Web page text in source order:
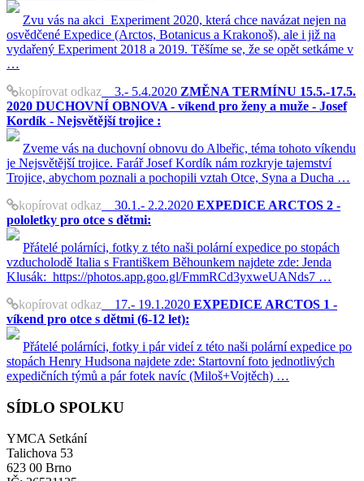
Zvu vás na akci Experiment 2020, která chce navázat nejen na
osvědčené Expedice (Arctos, Botanicus a Krakonoš), ale i již na
vydařený Experiment 2018 a 2019. Těšíme se, že se opět setkáme v
…
kopírovat odkaz 3.- 5.4.2020 ZMĚNA TERMÍNU 15.5.-17.5.
2020 DUCHOVNÍ OBNOVA - víkend pro ženy a muže - Josef
Kordík - Nejsvětější trojice :
Zveme vás na duchovní obnovu do Albeřic, téma tohoto víkendu
je Nejsvětější trojice. Farář Josef Kordík nám rozkryje tajemství
Trojice, abychom poznali a pochopili vztah Otce, Syna a Ducha …
kopírovat odkaz 30.1.- 2.2.2020 EXPEDICE ARCTOS 2 -
pololetky pro otce s dětmi:
Přátelé polárníci, fotky z této naši polární expedice po stopách
vzducholodě Italia s Františkem Běhounkem najdete zde: Jenda
Klusák: https://photos.app.goo.gl/FmmRCd3yxweUANds7 …
kopírovat odkaz 17.- 19.1.2020 EXPEDICE ARCTOS 1 -
víkend pro otce s dětmi (6-12 let):
Přátelé polárníci, fotky i pár videí z této naši polární expedice po
stopách Henry Hudsona najdete zde: Startovní foto jednotlivých
expedičních týmů a pár fotek navíc (Miloš+Vojtěch) …
SÍDLO SPOLKU
YMCA Setkání
Talichova 53
623 00 Brno